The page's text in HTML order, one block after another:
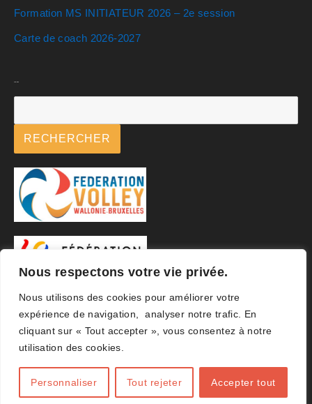
Nous respectons votre vie privée.
Nous utilisons des cookies pour améliorer votre
expérience de navigation, analyser notre trafic. En
cliquant sur « Tout accepter », vous consentez à notre
utilisation des cookies.
Personnaliser Tout rejeter Accepter tout
Formation MS INITIATEUR 2026 – 2e session
Carte de coach 2026-2027
RECHERCHER